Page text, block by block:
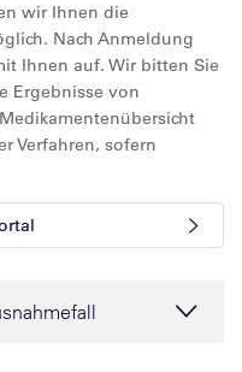
wir Ihnen die
Nach Anmeldung
Ihnen auf. Wir bitten Sie
Ergebnisse von
Verfahren, sofern